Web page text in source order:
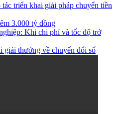
triển khai giải pháp chuyển tiền
3.000 tỷ đồng
Khi chi phí và tốc độ trở
giải thưởng về chuyển đổi số